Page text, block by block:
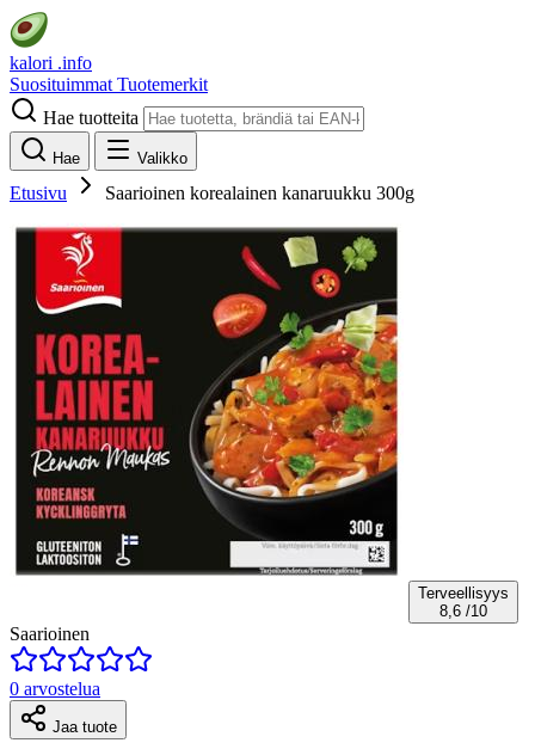
kalori .info
Suosituimmat Tuotemerkit
Hae tuotteita
Hae Valikko
Etusivu Saarioinen korealainen kanaruukku 300g
Terveellisyys
8,6 /10
Saarioinen
0 arvostelua
Jaa tuote